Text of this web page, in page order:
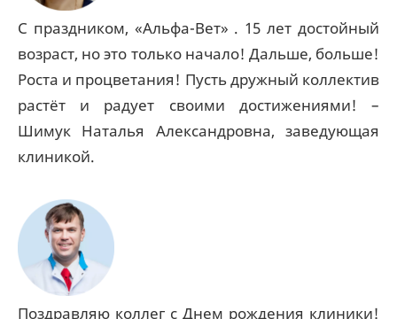
С праздником, «Альфа-Вет» . 15 лет достойный
возраст, но это только начало! Дальше, больше!
Роста и процветания! Пусть дружный коллектив
растёт и радует своими достижениями! –
Шимук Наталья Александровна, заведующая
клиникой.
Поздравляю коллег с Днем рождения клиники!